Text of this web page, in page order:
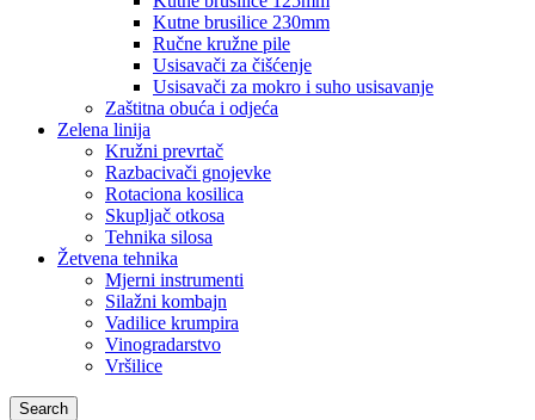
Kutne brusilice 230mm
Ručne kružne pile
Usisavači za čišćenje
Usisavači za mokro i suho usisavanje
Zaštitna obuća i odjeća
Zelena linija
Kružni prevrtač
Razbacivači gnojevke
Rotaciona kosilica
Skupljač otkosa
Tehnika silosa
Žetvena tehnika
Mjerni instrumenti
Silažni kombajn
Vadilice krumpira
Vinogradarstvo
Vršilice
Search